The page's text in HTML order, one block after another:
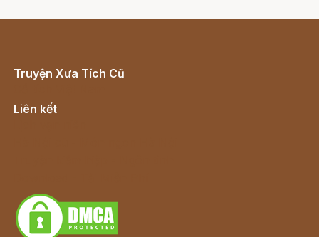
Truyện Xưa Tích Cũ
Liên kết